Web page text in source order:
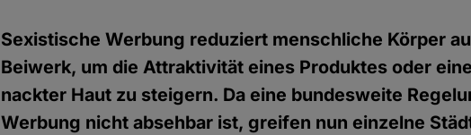
Sexistische Werbung reduziert menschliche Körper
Beiwerk, um die Attraktivität eines Produktes oder
nackter Haut zu steigern. Da eine bundesweite
Werbung nicht absehbar ist, greifen nun einzelne